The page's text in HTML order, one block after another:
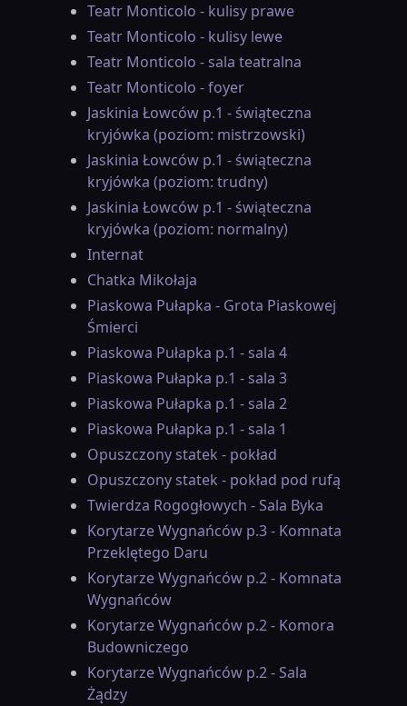
Teatr Monticolo - kulisy prawe
Teatr Monticolo - kulisy lewe
Teatr Monticolo - sala teatralna
Teatr Monticolo - foyer
Jaskinia Łowców p.1 - świąteczna
kryjówka (poziom: mistrzowski)
Jaskinia Łowców p.1 - świąteczna
kryjówka (poziom: trudny)
Jaskinia Łowców p.1 - świąteczna
kryjówka (poziom: normalny)
Internat
Chatka Mikołaja
Piaskowa Pułapka - Grota Piaskowej
Śmierci
Piaskowa Pułapka p.1 - sala 4
Piaskowa Pułapka p.1 - sala 3
Piaskowa Pułapka p.1 - sala 2
Piaskowa Pułapka p.1 - sala 1
Opuszczony statek - pokład
Opuszczony statek - pokład pod rufą
Twierdza Rogogłowych - Sala Byka
Korytarze Wygnańców p.3 - Komnata
Przeklętego Daru
Korytarze Wygnańców p.2 - Komnata
Wygnańców
Korytarze Wygnańców p.2 - Komora
Budowniczego
Korytarze Wygnańców p.2 - Sala
Żądzy